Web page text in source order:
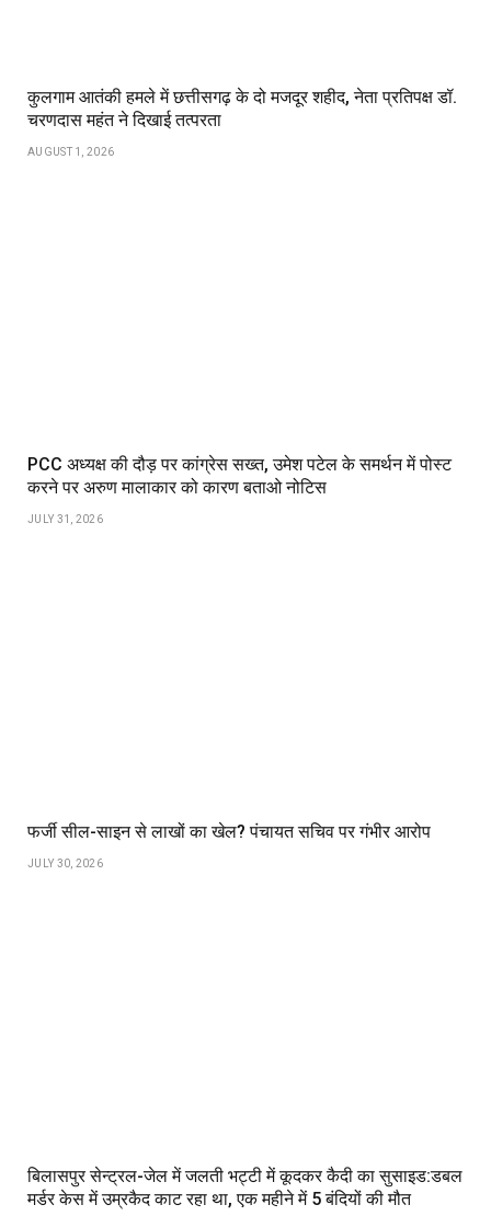
कुलगाम आतंकी हमले में छत्तीसगढ़ के दो मजदूर शहीद, नेता प्रतिपक्ष डॉ.
चरणदास महंत ने दिखाई तत्परता
AUGUST 1, 2026
PCC अध्यक्ष की दौड़ पर कांग्रेस सख्त, उमेश पटेल के समर्थन में पोस्ट
करने पर अरुण मालाकार को कारण बताओ नोटिस
JULY 31, 2026
फर्जी सील-साइन से लाखों का खेल? पंचायत सचिव पर गंभीर आरोप
JULY 30, 2026
बिलासपुर सेन्ट्रल-जेल में जलती भट्टी में कूदकर कैदी का सुसाइड:डबल
मर्डर केस में उम्रकैद काट रहा था, एक महीने में 5 बंदियों की मौत